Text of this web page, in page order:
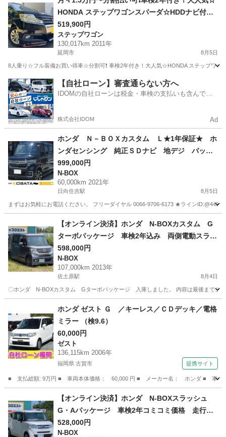
HONDA ステップワゴンスパーダ☆HDDナビ付き
DVD見れます☆便利なバックカメラ付き☆ETC付
き☆両側電動スライドドア☆ドライブレコーダー
付きのフル装備☆純正アルミ☆事故修復歴無し☆
519,900円
ステップワゴン
130,017km 2011年
延岡市 8月5日
8人乗り☆フル装備お買い得車☆分割可❗️ 車検2年付き！大人気☆HONDA ステップ
宮崎 延岡市 ステップワゴン
【自社ローン】審査通らない方へ
IDOMの自社ローンは税金・車検の支払いも含んでい
株式会社IDOM Ad
ホンダ Ｎ－ＢＯＸカスタム Ｌ★1年保証★ ホ
ンダセンシング 純正ＳＤナビ 地デジ バック
カメラ Ｂｌｕｅｔｏｏｔｈ 左側電動ドア 前
席シートヒーター アダプティブクルコン ＥＴ
Ｃ スマートキー オートライト ＬＥＤヘッ
999,000円
N-BOX
60,000km 2021年
日向住吉駅 8月5日
まずはお気軽にお電話ください。 フリーダイヤル 0066-9706-6173 ★ライン
日向住吉駅 N-BOX ヘッド
【オンライン決済】ホンダ N-BOXカスタム G
ターボパッケージ 車検2年込み 両側電動スライ
ドドアでファミリー世帯にも最適 走行距離1070
00㎞
598,000円
N-BOX
107,000km 2013年
佐土原駅 8月4日
〇ホンダ N-BOXカスタム Gターボパッケージ 入庫しました。 内容は最後までご
佐土原駅 N-BOX
ホンダ ゼスト Ｇ ／キーレス／ＣＤデッキ／電格
ミラー （検9.6）
60,000円
ゼスト
136,115km 2006年
福岡県 古賀市 提携サイト
■ 支払総額: 9万円 ■ 車両本体価格： 60,000 円 ■ メーカー名： ホンダ ■ 車
ゼスト
【オンライン決済】ホンダ N-BOXスラッシュ
G・Aパッケージ 車検2年コミコミ価格 走行距
離111,000㎞ ちょい乗りに最適な車両
528,000円
N-BOX